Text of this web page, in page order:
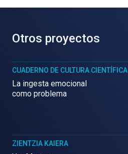
Otros proyectos
CUADERNO DE CULTURA CIENTÍFICA
La ingesta emocional
como problema
ZIENTZIA KAIERA